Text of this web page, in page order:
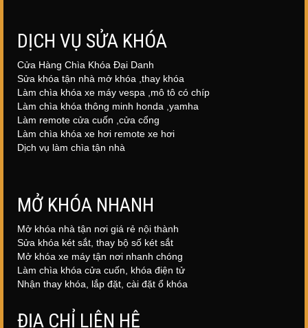
DỊCH VỤ SỬA KHÓA
Cửa Hàng Chìa Khóa Đại Danh
Sửa khóa tận nhà mở khóa ,thay khóa
Làm chìa khóa xe máy vespa ,mô tô có chíp
Làm chìa khóa thông minh honda ,yamha
Làm remote cửa cuốn ,cửa cổng
Làm chìa khóa xe hơi remote xe hơi
Dịch vụ làm chìa tận nhà
MỞ KHÓA NHANH
Mở khóa nhà tận nơi giá rẻ nội thành
Sửa khóa két sắt, thay bộ số két sắt
Mở khóa xe máy tận nơi nhanh chóng
Làm chìa khóa cửa cuốn, khóa điện tử
Nhận thay khóa, lắp đặt, cài đặt ổ khóa
ĐỊA CHỈ LIÊN HỆ